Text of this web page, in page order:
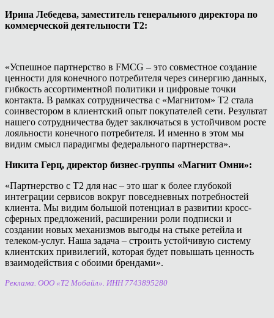
Ирина Лебедева, заместитель генерального директора по
коммерческой деятельности Т2:
«Успешное партнерство в FMCG – это совместное создание
ценности для конечного потребителя через синергию данных,
гибкость ассортиментной политики и цифровые точки
контакта. В рамках сотрудничества с «Магнитом» Т2 стала
соинвестором в клиентский опыт покупателей сети. Результат
нашего сотрудничества будет заключаться в устойчивом росте
лояльности конечного потребителя. И именно в этом мы
видим смысл парадигмы федерального партнерства».
Никита Герц, директор бизнес-группы «Магнит Омни»:
«Партнерство с Т2 для нас – это шаг к более глубокой
интеграции сервисов вокруг повседневных потребностей
клиента. Мы видим большой потенциал в развитии кросс-
сферных предложений, расширении роли подписки и
создании новых механизмов выгоды на стыке ретейла и
телеком-услуг. Наша задача – строить устойчивую систему
клиентских привилегий, которая будет повышать ценность
взаимодействия с обоими брендами».
Реклама. ООО «Т2 Мобайл». ИНН 7743895280